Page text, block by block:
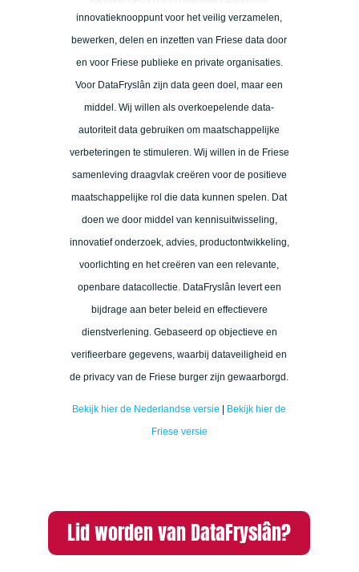
innovatieknooppunt voor het veilig verzamelen,
bewerken, delen en inzetten van Friese data door
en voor Friese publieke en private organisaties.
Voor DataFryslân zijn data geen doel, maar een
middel. Wij willen als overkoepelende data-
autoriteit data gebruiken om maatschappelijke
verbeteringen te stimuleren. Wij willen in de Friese
samenleving draagvlak creëren voor de positieve
maatschappelijke rol die data kunnen spelen. Dat
doen we door middel van kennisuitwisseling,
innovatief onderzoek, advies, productontwikkeling,
voorlichting en het creëren van een relevante,
openbare datacollectie. DataFryslân levert een
bijdrage aan beter beleid en effectievere
dienstverlening. Gebaseerd op objectieve en
verifieerbare gegevens, waarbij dataveiligheid en
de privacy van de Friese burger zijn gewaarborgd.
Bekijk hier de Nederlandse versie
Bekijk hier de
Friese versie
Lid worden van DataFryslân?